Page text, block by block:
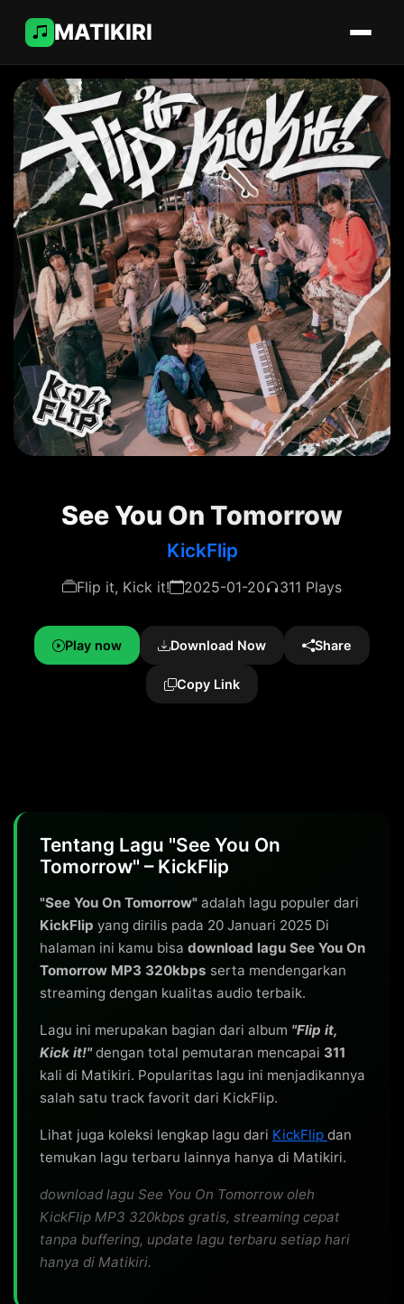
MATIKIRI
See You On Tomorrow
KickFlip
Flip it, Kick it! 2025-01-20 311 Plays
Play now Download Now Share
Copy Link
Tentang Lagu "See You On
Tomorrow" – KickFlip
"See You On Tomorrow" adalah lagu populer dari
KickFlip yang dirilis pada 20 Januari 2025 Di
halaman ini kamu bisa download lagu See You On
Tomorrow MP3 320kbps serta mendengarkan
streaming dengan kualitas audio terbaik.
Lagu ini merupakan bagian dari album "Flip it,
Kick it!"dengan total pemutaran mencapai 311
kali di Matikiri. Popularitas lagu ini menjadikannya
salah satu track favorit dari KickFlip.
Lihat juga koleksi lengkap lagu dari KickFlip dan
temukan lagu terbaru lainnya hanya di Matikiri.
download lagu See You On Tomorrow oleh
KickFlip MP3 320kbps gratis, streaming cepat
tanpa buffering, update lagu terbaru setiap hari
hanya di Matikiri.